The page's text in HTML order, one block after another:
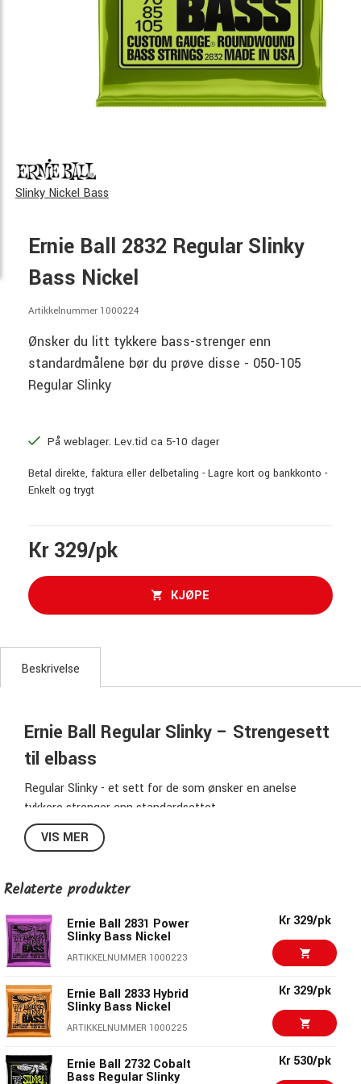
Slinky Nickel Bass
Ernie Ball 2832 Regular Slinky
Bass Nickel
Artikkelnummer 1000224
Ønsker du litt tykkere bass-strenger enn
standardmålene bør du prøve disse - 050-105
Regular Slinky
På weblager. Lev.tid ca 5-10 dager
Betal direkte, faktura eller delbetaling - Lagre kort og bankkonto -
Enkelt og trygt
Kr 329/pk
KJØPE
Beskrivelse
Ernie Ball Regular Slinky – Strengesett
til elbass
Regular Slinky - et sett for de som ønsker en anelse
tykkere strenger enn standardsettet.
2832 Regular Slinky:
D:070
E:105
Ernie Ball Slinky Nickelwound Bass
Ernie Ball Slinky Nickelwound Bass
Bass laget i Coachella Valley i California, USA. Disse
VIS MER
Relaterte produkter
Ernie Ball 2831 Power
Slinky Bass Nickel
ARTIKKELNUMMER 1000223
Kr 329/pk
Ernie Ball 2833 Hybrid
Slinky Bass Nickel
ARTIKKELNUMMER 1000225
Kr 329/pk
Ernie Ball 2732 Cobalt
Bass Regular Slinky
Kr 530/pk